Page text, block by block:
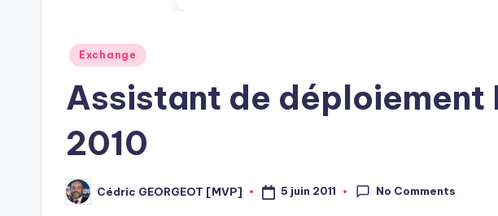
Posted
Exchange
Assistant de déploiement
2010
Posted
by
Cédric GEORGEOT [MVP] 5 juin 2011 No Comments